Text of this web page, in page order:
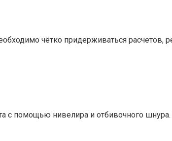
чётко придерживаться расчетов,
с помощью нивелира и отбивочного шнура.